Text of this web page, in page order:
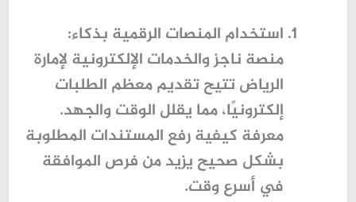
استخدام المنصات الرقمية بذكاء:
منصة ناجز والخدمات الإلكترونية لإمارة
الرياض تتيح تقديم معظم الطلبات
إلكترونيًا، مما يقلل الوقت والجهد.
معرفة كيفية رفع المستندات المطلوبة
بشكل صحيح يزيد من فرص الموافقة
في أسرع وقت.